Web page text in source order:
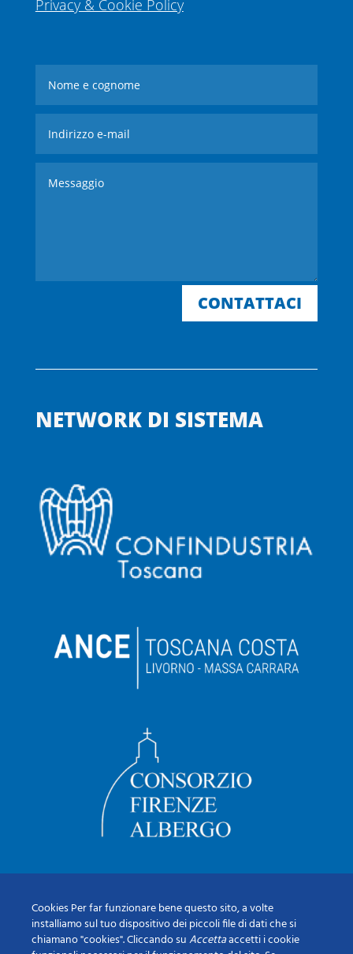
Privacy & Cookie Policy
CONTATTACI
NETWORK DI SISTEMA
Cookies Per far funzionare bene questo sito, a volte
installiamo sul tuo dispositivo dei piccoli file di dati che si
chiamano "cookies". Cliccando suAccettaaccetti i cookie